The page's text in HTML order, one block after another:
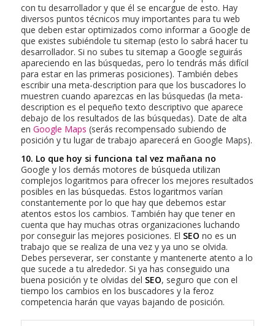
con tu desarrollador y que él se encargue de esto. Hay
diversos puntos técnicos muy importantes para tu web
que deben estar optimizados como informar a Google de
que existes subiéndole tu sitemap (esto lo sabrá hacer tu
desarrollador. Si no subes tu sitemap a Google seguirás
apareciendo en las búsquedas, pero lo tendrás más difícil
para estar en las primeras posiciones). También debes
escribir una meta-description para que los buscadores lo
muestren cuando aparezcas en las búsquedas (la meta-
description es el pequeño texto descriptivo que aparece
debajo de los resultados de las búsquedas). Date de alta
en Google Maps (serás recompensado subiendo de
posición y tu lugar de trabajo aparecerá en Google Maps).
10. Lo que hoy si funciona tal vez mañana no
Google y los demás motores de búsqueda utilizan
complejos logaritmos para ofrecer los mejores resultados
posibles en las búsquedas. Estos logaritmos varían
constantemente por lo que hay que debemos estar
atentos estos los cambios. También hay que tener en
cuenta que hay muchas otras organizaciones luchando
por conseguir las mejores posiciones. El SEO no es un
trabajo que se realiza de una vez y ya uno se olvida.
Debes perseverar, ser constante y mantenerte atento a lo
que sucede a tu alrededor. Si ya has conseguido una
buena posición y te olvidas del SEO, seguro que con el
tiempo los cambios en los buscadores y la feroz
competencia harán que vayas bajando de posición.